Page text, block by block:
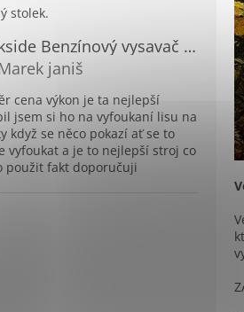
stolek.
Parkside Benzínový vysavač a foukač listí PBLS 26 B2
produktu je 5 z 5 hvězdiček.
janiš
cena výkon je ta nejlepší
jsem si ho na vyfoukaní lisu na
když se něco pokazí ať se to
vyfoukat a je to nejlepší stroj co
použit fakt doporučuji